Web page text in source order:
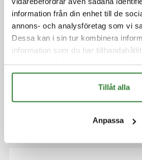
information från din enhet till de
annons- och analysföretag som vi
Dessa kan i sin tur kombinera
information som du har
Tillåt alla
Anpassa
FLAGGOR
SVENSKA FLAGGOR
PRIDEFLAGGOR
ÖVRIGT
SVENSKA VIMPLAR -
FLAGGSTÅNGSTILLBEHÖR
LJUSSLINGOR FLAGGSTÅNG
ÖVRIGA JULARTIKLAR